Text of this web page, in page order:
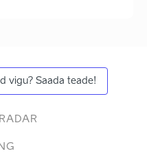
vigu? Saada teade!